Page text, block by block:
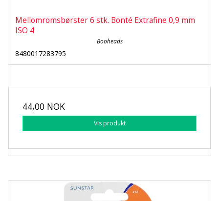
Mellomromsbørster 6 stk. Bonté Extrafine 0,9 mm
ISO 4
Booheads
8480017283795
44,00 NOK
Vis produkt